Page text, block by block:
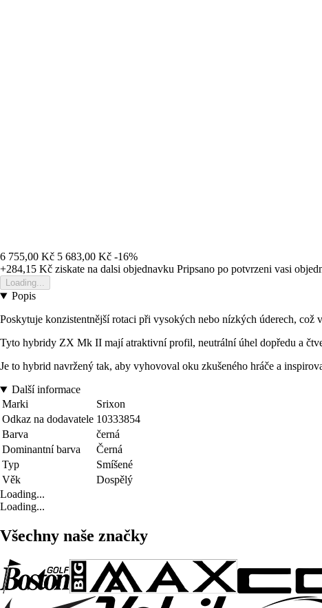
6 755,00 Kč 5 683,00 Kč -16%
+284,15 Kč ziskate na dalsi objednavku Pripsano po potvrzeni vasi
Loading...
Popis
Poskytuje konzistentnější rotaci při vysokých nebo nízkých úderech, což
Tyto hybridy ZX Mk II mají atraktivní profil, neutrální úhel dopředu a
Je to hybrid navržený tak, aby vyhovoval oku zkušeného hráče a
Další informace
Marki
Srixon
Odkaz na dodavatele 10333854
Barva
černá
Dominantní barva
Černá
Typ
Smíšené
Věk
Dospělý
Loading...
Loading...
Všechny naše značky